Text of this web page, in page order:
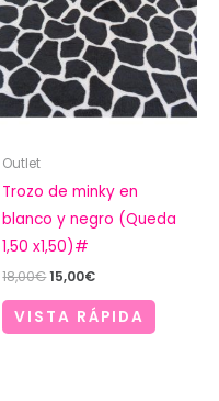
Outlet
Trozo de minky en
blanco y negro (Queda
1,50 x1,50)#
18,00€El
original
era:
15,00€El
actual
es:
VISTA RÁPIDA